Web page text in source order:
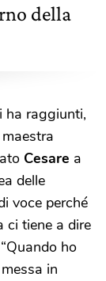
della
ha raggiunti,
maestra
Cesare a
delle
voce perché
ci tiene a dire
ho
in